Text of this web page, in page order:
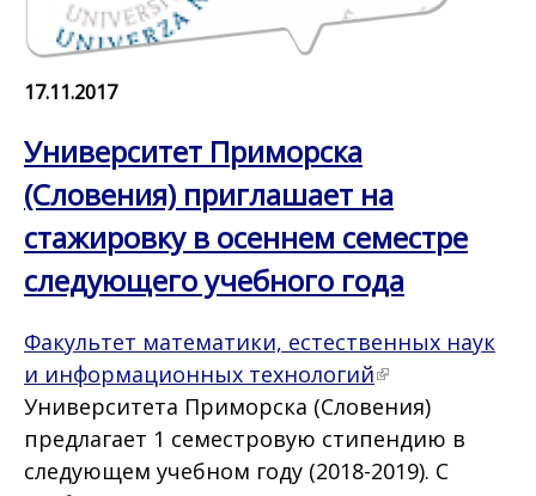
17.11.2017
Университет Приморска
(Словения) приглашает на
стажировку в осеннем семестре
следующего учебного года
Факультет математики, естественных наук
и информационных технологий
Университета Приморска (Словения)
предлагает 1 семестровую стипендию в
следующем учебном году (2018-2019). С